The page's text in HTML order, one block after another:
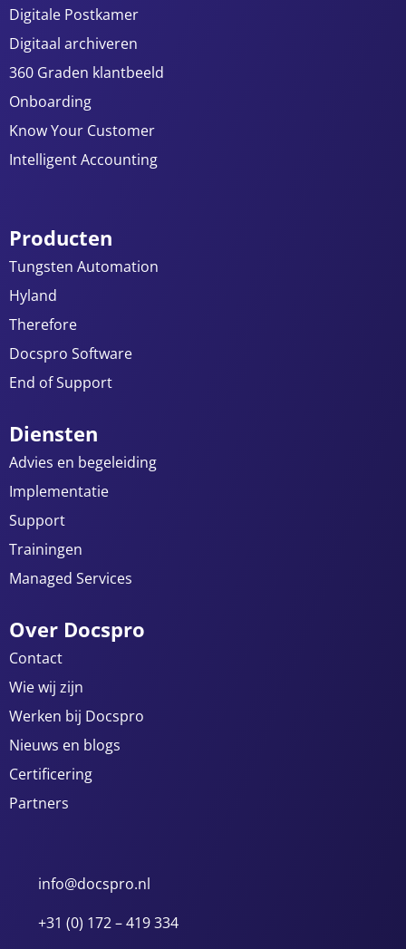
Digitale Postkamer
Digitaal archiveren
360 Graden klantbeeld
Onboarding
Know Your Customer
Intelligent Accounting
Producten
Tungsten Automation
Hyland
Therefore
Docspro Software
End of Support
Diensten
Advies en begeleiding
Implementatie
Support
Trainingen
Managed Services
Over Docspro
Contact
Wie wij zijn
Werken bij Docspro
Nieuws en blogs
Certificering
Partners
info@docspro.nl
+31 (0) 172 – 419 334